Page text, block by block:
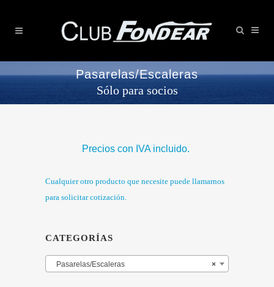
Pasarelas/Escaleras
Sólo para socios
Precios con IVA incluido.
Cualquier otro producto que necesite puede llamarnos
para solicitar cotización.
CATEGORÍAS
×
Pasarelas/Escaleras